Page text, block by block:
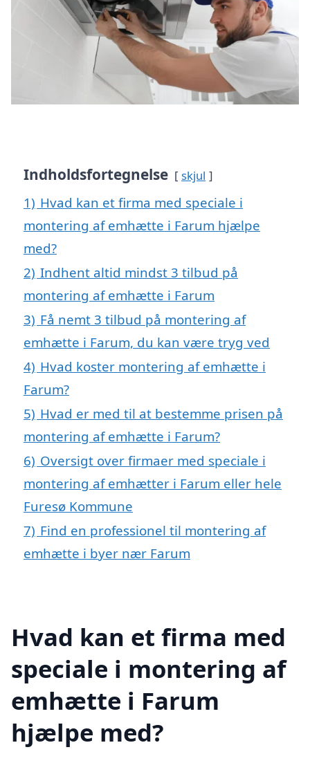
Indholdsfortegnelse skjul
1) Hvad kan et firma med speciale i
montering af emhætte i Farum hjælpe
med?
2) Indhent altid mindst 3 tilbud på
montering af emhætte i Farum
3) Få nemt 3 tilbud på montering af
emhætte i Farum, du kan være tryg ved
4) Hvad koster montering af emhætte i
Farum?
5) Hvad er med til at bestemme prisen på
montering af emhætte i Farum?
6) Oversigt over firmaer med speciale i
montering af emhætter i Farum eller hele
Furesø Kommune
7) Find en professionel til montering af
emhætte i byer nær Farum
Hvad kan et firma med
speciale i montering af
emhætte i Farum
hjælpe med?